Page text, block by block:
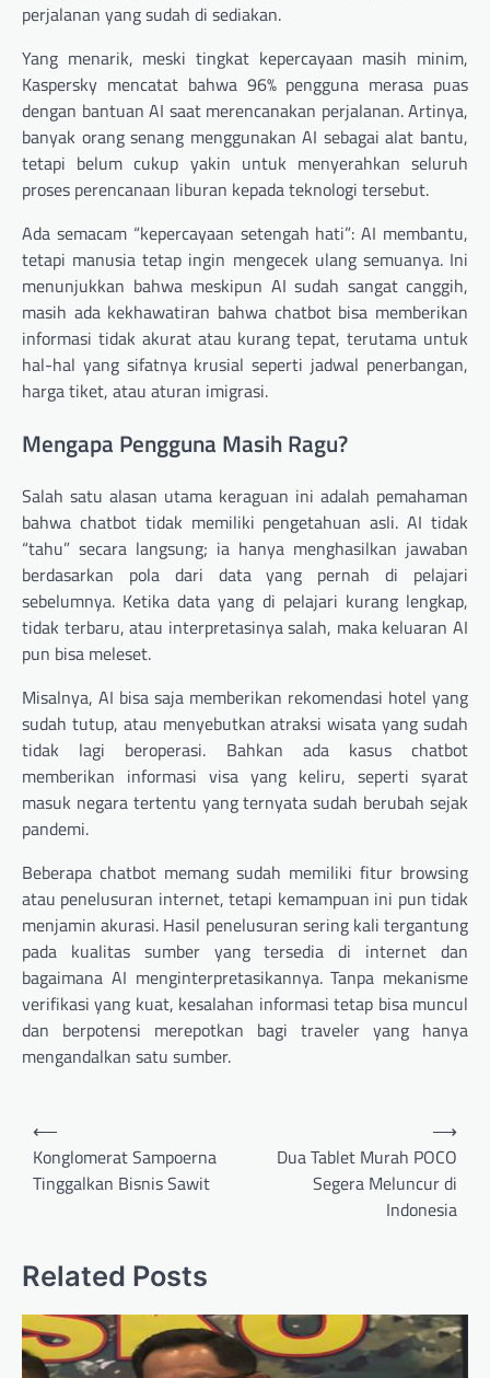
perjalanan yang sudah di sediakan.
Yang menarik, meski tingkat kepercayaan masih minim,
Kaspersky mencatat bahwa 96% pengguna merasa puas
dengan bantuan AI saat merencanakan perjalanan. Artinya,
banyak orang senang menggunakan AI sebagai alat bantu,
tetapi belum cukup yakin untuk menyerahkan seluruh
proses perencanaan liburan kepada teknologi tersebut.
Ada semacam “kepercayaan setengah hati”: AI membantu,
tetapi manusia tetap ingin mengecek ulang semuanya. Ini
menunjukkan bahwa meskipun AI sudah sangat canggih,
masih ada kekhawatiran bahwa chatbot bisa memberikan
informasi tidak akurat atau kurang tepat, terutama untuk
hal-hal yang sifatnya krusial seperti jadwal penerbangan,
harga tiket, atau aturan imigrasi.
Mengapa Pengguna Masih Ragu?
Salah satu alasan utama keraguan ini adalah pemahaman
bahwa chatbot tidak memiliki pengetahuan asli. AI tidak
“tahu” secara langsung; ia hanya menghasilkan jawaban
berdasarkan pola dari data yang pernah di pelajari
sebelumnya. Ketika data yang di pelajari kurang lengkap,
tidak terbaru, atau interpretasinya salah, maka keluaran AI
pun bisa meleset.
Misalnya, AI bisa saja memberikan rekomendasi hotel yang
sudah tutup, atau menyebutkan atraksi wisata yang sudah
tidak lagi beroperasi. Bahkan ada kasus chatbot
memberikan informasi visa yang keliru, seperti syarat
masuk negara tertentu yang ternyata sudah berubah sejak
pandemi.
Beberapa chatbot memang sudah memiliki fitur browsing
atau penelusuran internet, tetapi kemampuan ini pun tidak
menjamin akurasi. Hasil penelusuran sering kali tergantung
pada kualitas sumber yang tersedia di internet dan
bagaimana AI menginterpretasikannya. Tanpa mekanisme
verifikasi yang kuat, kesalahan informasi tetap bisa muncul
dan berpotensi merepotkan bagi traveler yang hanya
mengandalkan satu sumber.
Navigasi
pos
⟵
Konglomerat Sampoerna
Tinggalkan Bisnis Sawit
Dua Tablet Murah POCO
Segera Meluncur di
Indonesia
⟶
Related Posts